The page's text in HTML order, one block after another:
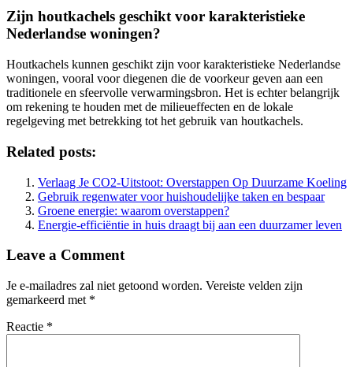
Zijn houtkachels geschikt voor karakteristieke
Nederlandse woningen?
Houtkachels kunnen geschikt zijn voor karakteristieke Nederlandse
woningen, vooral voor diegenen die de voorkeur geven aan een
traditionele en sfeervolle verwarmingsbron. Het is echter belangrijk
om rekening te houden met de milieueffecten en de lokale
regelgeving met betrekking tot het gebruik van houtkachels.
Related posts:
Verlaag Je CO2-Uitstoot: Overstappen Op Duurzame Koeling
Gebruik regenwater voor huishoudelijke taken en bespaar
Groene energie: waarom overstappen?
Energie-efficiëntie in huis draagt bij aan een duurzamer leven
Leave a Comment
Je e-mailadres zal niet getoond worden. Vereiste velden zijn
gemarkeerd met *
Reactie *